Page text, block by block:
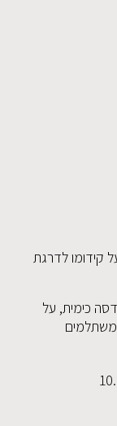
קידומו לדרגת
כימית, על